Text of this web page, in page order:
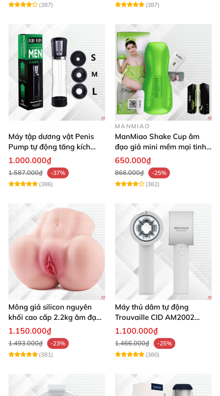
(387)
(387)
Máy tập dương vật Penis
Pump tự động tăng kích
thước hiệu quả nhanh
1.000.000₫
1.587.000₫
-37%
(386)
MANMIAO
ManMiao Shake Cup âm
đạo giả mini mềm mại tinh
tế kích thích cực đỉnh
650.000₫
866.000₫
-25%
(382)
Mông giả silicon nguyên
khối cao cấp 2.2kg âm đạo
và hậu môn khít bót
1.150.000₫
1.493.000₫
-23%
(381)
Máy thủ dâm tự động
Trouvaille CID AM2002
tăng khoái cảm
1.100.000₫
1.466.000₫
-25%
(380)